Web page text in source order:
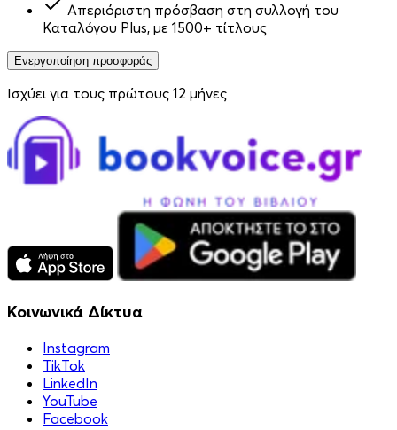
Απεριόριστη πρόσβαση στη συλλογή του
Καταλόγου Plus, με 1500+ τίτλους
Ενεργοποίηση προσφοράς
Ισχύει για τους πρώτους 12 μήνες
Κοινωνικά Δίκτυα
Instagram
TikTok
LinkedIn
YouTube
Facebook